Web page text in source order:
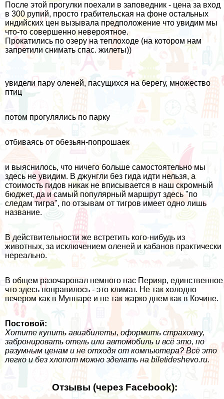
После этой прогулки поехали в заповедник - цена за вход
в 300 рупий, просто грабительская на фоне остальных
индийских цен вызывала предположение что увидим мы
что-то совершенно невероятное.
Прокатились по озеру на теплоходе (на котором нам
запретили снимать спас. жилеты))
увидели пару оленей, пасущихся на берегу, множество
птиц
потом прогулялись по парку
отбиваясь от обезьян-попрошаек
и выяснилось, что ничего больше самостоятельно мы
здесь не увидим. В джунгли без гида идти нельзя, а
стоимость гидов никак не вписывается в наш скромный
бюджет, да и самый популярный маршрут здесь "по
следам тигра", по отзывам от тигров имеет одно лишь
название.
В действительности же встретить кого-нибудь из
животных, за исключением оленей и кабанов практически
нереально.
В общем разочаровал немного нас Перияр, единственное
что здесь понравилось - это климат. Не так холодно
вечером как в Муннаре и не так жарко днем как в Кочине.
Постовой:
Хотите купить авиабилеты, оформить страховку,
забронировать отель или автомобиль и всё это, по
разумным ценам и не отходя от компьютера? Всё это
легко и без хлопот можно зделать на biletideshevo.ru.
Отзывы (через Facebook):